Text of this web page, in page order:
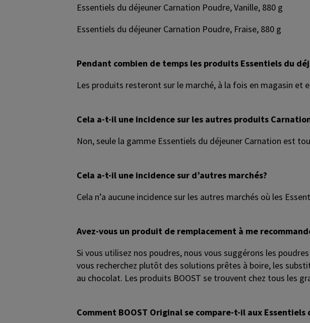
Essentiels du déjeuner Carnation Poudre, Vanille, 880 g
Essentiels du déjeuner Carnation Poudre, Fraise, 880 g
Pendant combien de temps les produits Essentiels du
Les produits resteront sur le marché, à la fois en magasin et
Cela a-t-il une incidence sur les autres produits
Non, seule la gamme Essentiels du déjeuner Carnation est
Cela a-t-il une incidence sur d’autres marchés?
Cela n’a aucune incidence sur les autres marchés où les
Avez-vous un produit de remplacement à me
Si vous utilisez nos poudres, nous vous suggérons les
vous recherchez plutôt des solutions prêtes à boire, les
au chocolat. Les produits BOOST se trouvent chez tous les
Comment BOOST Original se compare-t-il aux